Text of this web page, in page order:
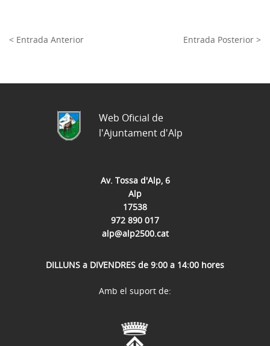
< Entrada Anterior Entrada Posterior >
Av. Tossa d'Alp, 6
Alp
17538
972 890 017
alp@alp2500.cat
DILLUNS a DIVENDRES de 9:00 a 14:00 hores
Web Oficial de
l'Ajuntament d'Alp
Amb el suport de: